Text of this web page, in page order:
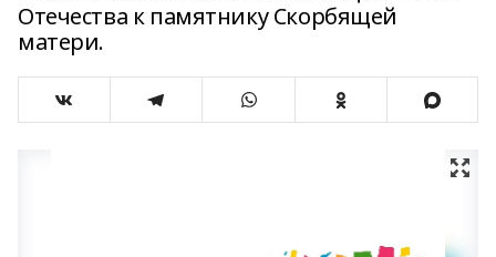
Отечества к памятнику Скорбящей
матери.